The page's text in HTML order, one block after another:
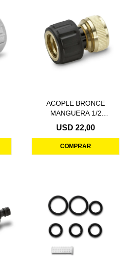
ACOPLE BRONCE
MANGUERA 1/2
C/RETENCION
USD 22,00